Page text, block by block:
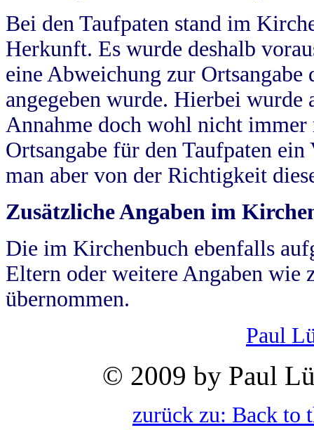
Bei den Taufpaten stand im
Herkunft. Es wurde deshalb
eine Abweichung zur
angegeben wurde. Hierbei wurde
Annahme doch wohl nicht
Ortsangabe für den Taufpaten
man aber von der Richtigkeit
Zusätzliche Angaben im
Die im Kirchenbuch ebenfalls
Eltern oder weitere Angaben wie
übernommen.
Paul
© 2009 by Paul
zurück zu: Back to